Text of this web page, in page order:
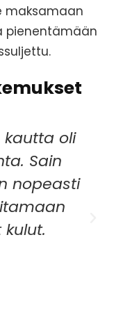
maksamaan
pienentämään
kautta oli
Sain
nopeasti